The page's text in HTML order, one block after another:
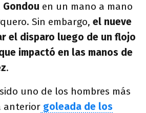
Gondou en un mano a mano
Sin embargo, el nueve
el disparo luego de un flojo
impactó en las manos de
.
uno de los hombres más
anterior goleada de los